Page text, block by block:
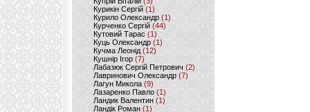
Курикін Сергій(1)
Курило Олександр (1)
Курченко Сергій (44)
Кутовий Тарас (1)
Куць Олександр (1)
Кучма Леонід (12)
Кушнір Ігор(7)
Лабазюк Сергій Петрович (2)
Лавринович Олександр(7)
Лагун Микола(9)
Лазаренко Павло (1)
Ландик Валентин (1)
Ландік Роман (1)